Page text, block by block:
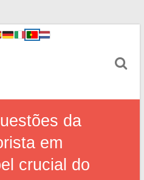
da
em
crucial do